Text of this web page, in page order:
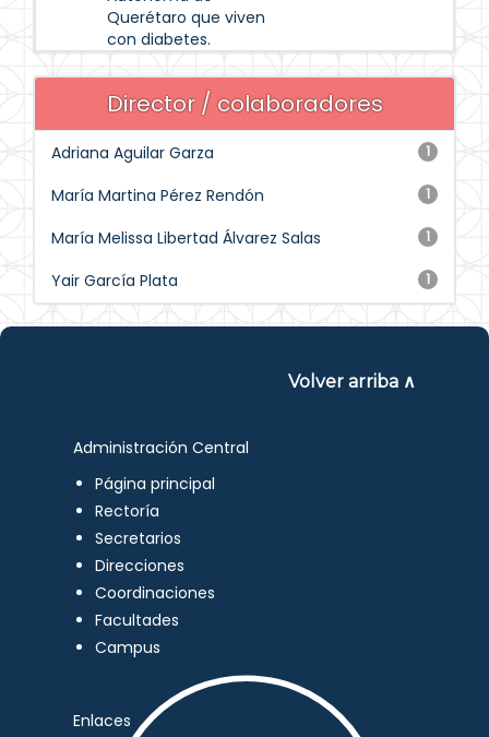
Querétaro que viven
con diabetes.
Director / colaboradores
1
Adriana Aguilar Garza
1
María Martina Pérez Rendón
1
María Melissa Libertad Álvarez Salas
1
Yair García Plata
Volver arriba ∧
Administración Central
Página principal
Rectoría
Secretarios
Direcciones
Coordinaciones
Facultades
Campus
Enlaces